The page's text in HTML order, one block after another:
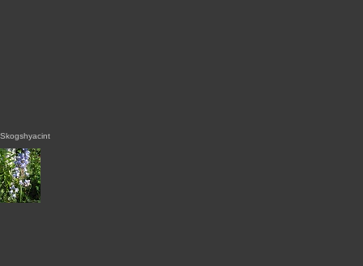
Skogshyacint